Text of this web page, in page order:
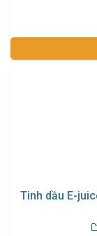
Tinh dầu E-